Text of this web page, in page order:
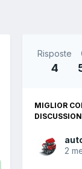
Risposte
4
MIGLIOR
2